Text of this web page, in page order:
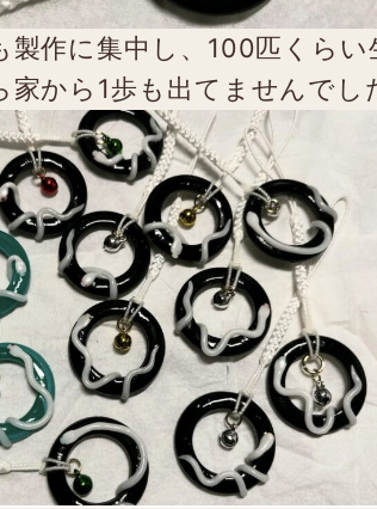
製作に集中し、100匹くらい
家から1歩も出てませんでし